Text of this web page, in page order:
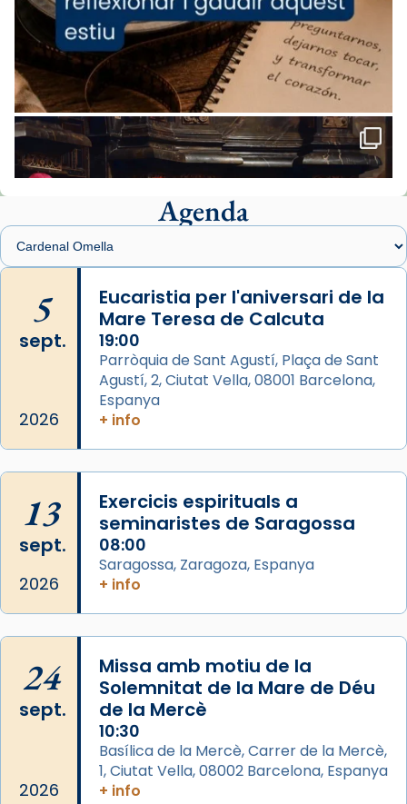
«Avui les santes Juliana i Semproniana ens
ajuden a alçar la mirada»
Mons. Sergi Gordo, bisbe de Tortosa, ha
presidit aquest 27 de juliol la missa de Les
Santes de Mataró.
🔗tinyurl.com/cvu5jmbk
📸 J. Merino
de Barcelona.
2 weeks ago
Aquest dilluns, 27 de juliol, ha tingut lloc la
missa d’acció de gràcies en agraïment al
comitè organitzador de la visita apostòlica
del Sant Pare Lleó XIV a Barcelona, i als
L’arquebisbe de Barcelona, el cardenal Joan
Josep Omella, ha presidit la missa i l’ha
concelebrat el bisbe auxiliar de Barcelona,
Mons. David Abadías.
📸 Dr. G. Simón
Arquebisbat de Barcelona
2 weeks ago
Memòria de les santes Juliana i
Semproniana, verges i màrtirs.
Acompanyant la història de sant Cugat, a
Agenda
5
sept.
2026
Eucaristia per l'aniversari de la
Mare Teresa de Calcuta
19:00
Parròquia de Sant Agustí, Plaça de Sant
Agustí, 2, Ciutat Vella, 08001 Barcelona,
Espanya
+ info
13
sept.
2026
Exercicis espirituals a
seminaristes de Saragossa
08:00
Saragossa, Zaragoza, Espanya
+ info
24
sept.
2026
Missa amb motiu de la
Solemnitat de la Mare de Déu
de la Mercè
10:30
Basílica de la Mercè, Carrer de la Mercè,
1, Ciutat Vella, 08002 Barcelona, Espanya
+ info